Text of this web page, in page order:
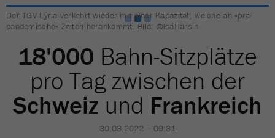
Der TGV Lyria verkehrt wieder mit einer Kapazität, welche an «prä-
pandemische» Zeiten herankommt. Bild: ©IsaHarsin
18'000 Bahn-Sitzplätze
pro Tag zwischen der
Schweiz und Frankreich
30.03.2022 – 09:31